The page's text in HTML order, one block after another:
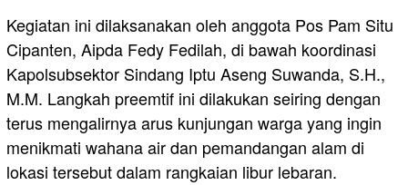
Kegiatan ini dilaksanakan oleh anggota Pos Pam Situ
Cipanten, Aipda Fedy Fedilah, di bawah koordinasi
Kapolsubsektor Sindang Iptu Aseng Suwanda, S.H.,
M.M. Langkah preemtif ini dilakukan seiring dengan
terus mengalirnya arus kunjungan warga yang ingin
menikmati wahana air dan pemandangan alam di
lokasi tersebut dalam rangkaian libur lebaran.